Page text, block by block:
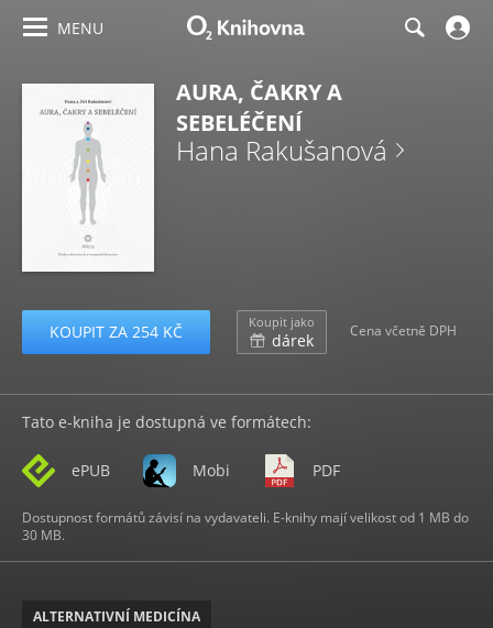
MENU
AURA, ČAKRY A
SEBELÉČENÍ
Hana Rakušanová
KOUPIT ZA 254 KČ Koupit jako
dárek Cena včetně DPH
Tato e-kniha je dostupná ve formátech:
ePUB Mobi PDF
Dostupnost formátů závisí na vydavateli. E-knihy mají velikost od 1 MB do
30 MB.
ALTERNATIVNÍ MEDICÍNA